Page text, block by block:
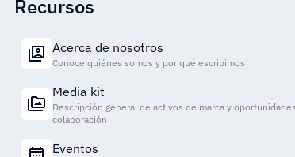
Recursos
Acerca de nosotros
Conoce quiénes somos y por qué escribimos
Media kit
Descripción general de activos de marca y
colaboración
Eventos